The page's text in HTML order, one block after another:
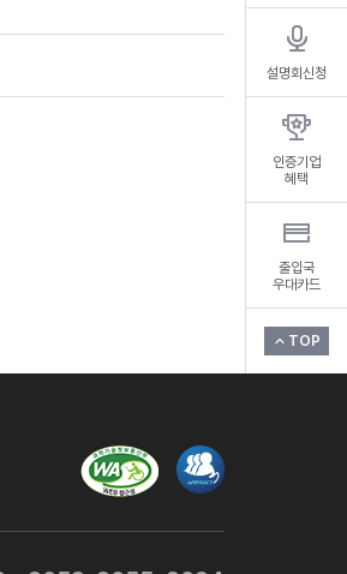
설명회신청
인증기업
혜택
출입국
우대카드
TOP